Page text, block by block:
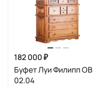
182 000 ₽
Буфет Луи Филипп ОВ
02.04